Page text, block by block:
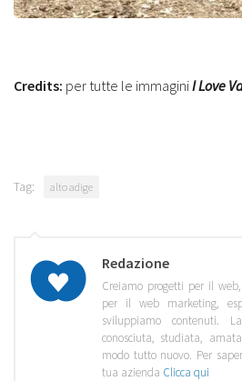
Credits: per tutte le immaginiI Love
Tag: alto adige
Redazione
Creiamo progetti per il
per il web marketing,
sviluppiamo contenuti.
conosciuta, studiata,
modo tutto nuovo. Per
tua azienda Clicca qui